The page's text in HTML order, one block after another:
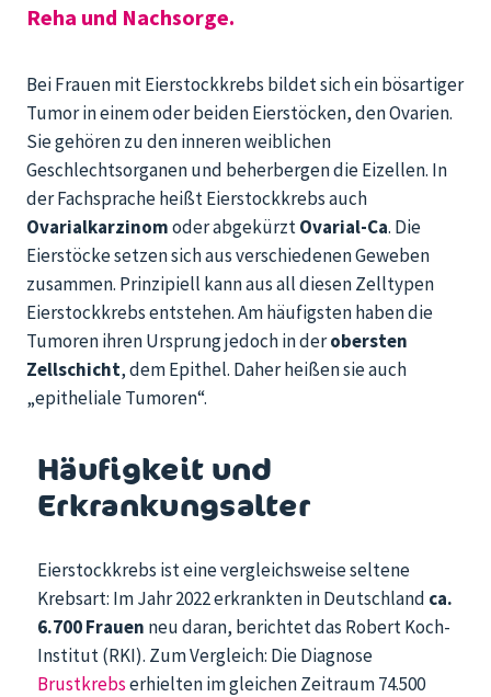
Reha und Nachsorge.
Bei Frauen mit Eierstockkrebs bildet sich ein bösartiger
Tumor in einem oder beiden Eierstöcken, den Ovarien.
Sie gehören zu den inneren weiblichen
Geschlechtsorganen und beherbergen die Eizellen. In
der Fachsprache heißt Eierstockkrebs auch
Ovarialkarzinomoder abgekürztOvarial-Ca. Die
Eierstöcke setzen sich aus verschiedenen Geweben
zusammen. Prinzipiell kann aus all diesen Zelltypen
Eierstockkrebs entstehen. Am häufigsten haben die
Tumoren ihren Ursprung jedoch in derobersten
Zellschicht, dem Epithel. Daher heißen sie auch
„epitheliale Tumoren“.
Häufigkeit und
Erkrankungsalter
Eierstockkrebs ist eine vergleichsweise seltene
Krebsart: Im Jahr 2022 erkrankten in Deutschland ca.
6.700 Frauen neu daran, berichtet das Robert Koch-
Institut (RKI). Zum Vergleich: Die Diagnose
Brustkrebserhielten im gleichen Zeitraum 74.500